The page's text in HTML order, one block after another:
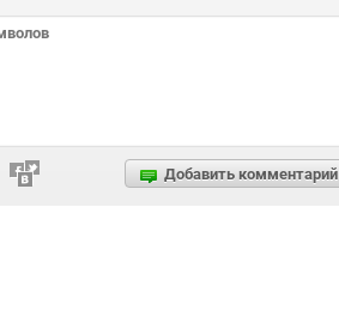
Добавить комментарий